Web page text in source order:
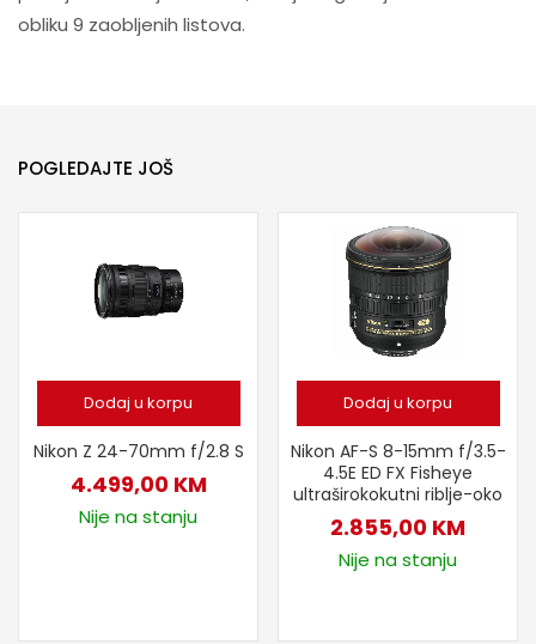
obliku 9 zaobljenih listova.
POGLEDAJTE JOŠ
Dodaj u korpu
Nikon Z 24-70mm f/2.8 S
4.499,00 KM
Nije na stanju
Dodaj u korpu
Nikon AF-S 8-15mm f/3.5-
4.5E ED FX Fisheye
ultraširokokutni riblje-oko
2.855,00 KM
Nije na stanju